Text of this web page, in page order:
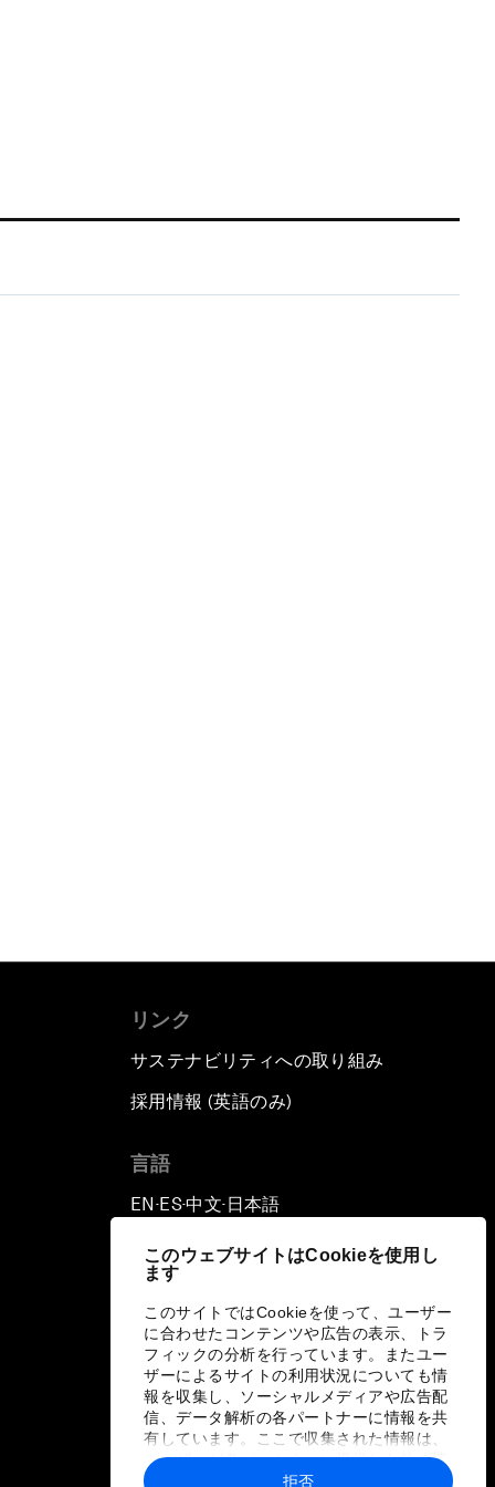
このウェブサイトはCookieを使用し
ます
このサイトではCookieを使って、ユーザー
に合わせたコンテンツや広告の表示、トラ
フィックの分析を行っています。またユー
ザーによるサイトの利用状況についても情
報を収集し、ソーシャルメディアや広告配
信、データ解析の各パートナーに情報を共
有しています。ここで収集された情報は、
ユーザーが各パートナーに提供した他の情
報や各パートナーのサービスを使用した際
拒否
リンク
サステナビリティへの取り組み
採用情報 (英語のみ)
言語
EN ▪ ES▪中文▪ 日本語